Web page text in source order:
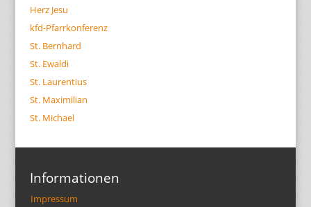
Herz Jesu
kfd-Pfarrkonferenz
St. Bernhard
St. Ewaldi
St. Laurentius
St. Maximilian
St. Michael
Informationen
Impressum